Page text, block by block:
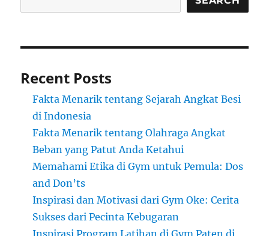
Recent Posts
Fakta Menarik tentang Sejarah Angkat Besi
di Indonesia
Fakta Menarik tentang Olahraga Angkat
Beban yang Patut Anda Ketahui
Memahami Etika di Gym untuk Pemula: Dos
and Don’ts
Inspirasi dan Motivasi dari Gym Oke: Cerita
Sukses dari Pecinta Kebugaran